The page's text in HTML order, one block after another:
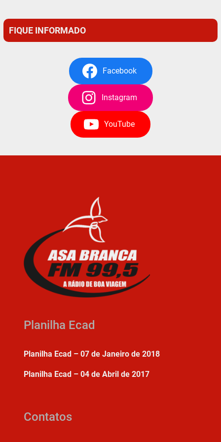
FIQUE INFORMADO
Facebook
Instagram
YouTube
Planilha Ecad
Planilha Ecad – 07 de Janeiro de 2018
Planilha Ecad – 04 de Abril de 2017
Contatos